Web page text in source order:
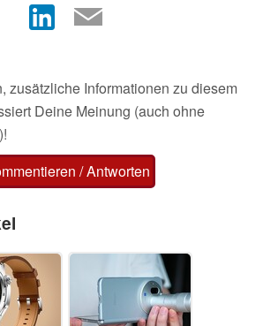
zusätzliche Informationen zu diesem
Deine Meinung (auch ohne
/ Antworten